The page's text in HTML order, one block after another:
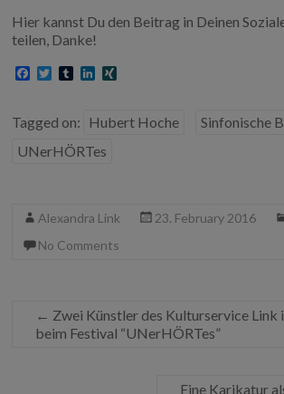
Hier kannst Du den Beitrag in Deinen
teilen, Danke!
e
b
o
o
t
t
e
r
T
b
l
r
k
e
d
I
G
Tagged on: Hubert Hoche
Sinfonische
UNerHÖRTes
Alexandra Link 23. February 2016
No Comments
← Zwei Künstler des Kulturservice Link
beim Festival “UNerHÖRTes”
Eine Karikatur